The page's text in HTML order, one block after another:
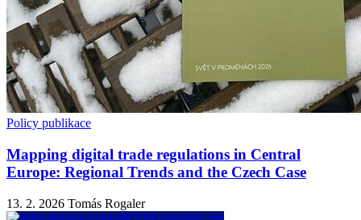
Policy publikace
Mapping digital trade regulations in Central
Europe: Regional Trends and the Czech Case
13. 2. 2026 Tomás Rogaler